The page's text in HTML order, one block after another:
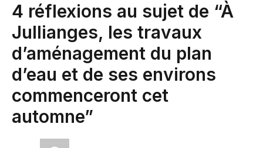
4 réflexions au sujet de “À
Jullianges, les travaux
d’aménagement du plan
d’eau et de ses environs
commenceront cet
automne”